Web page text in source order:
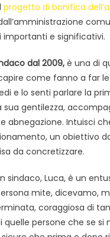
progetto di bonifica
e significativi.
dal 2009,è una di
come fanno a far
e lo senti parlare la
sua gentilezza,
abnegazione. Intuisci
un obiettivo
da concretizzare.
sindaco, Luca, è un
mite, dicevamo,
coraggiosa di
quelle persone che se